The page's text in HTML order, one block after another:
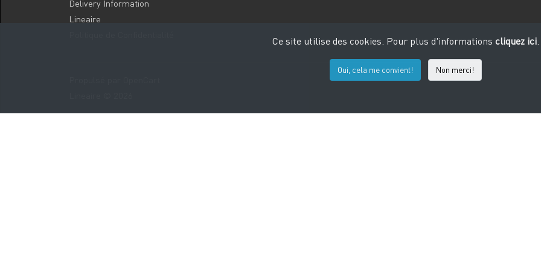
Delivery Information
Lineaire
Ce site utilise des cookies. Pour plus d'informations cliquez ici.
Oui, cela me convient! Non merci!